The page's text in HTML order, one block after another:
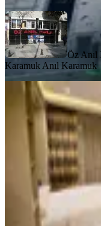
Öz Anıl
Karamuk Anıl Karamuk
MANZARALI
Fatih,
Stüdyo
39.000
ELAZA İNVEST